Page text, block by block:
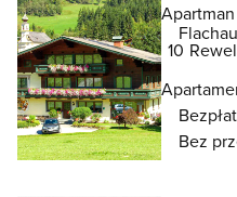
Flachau
10
Bez